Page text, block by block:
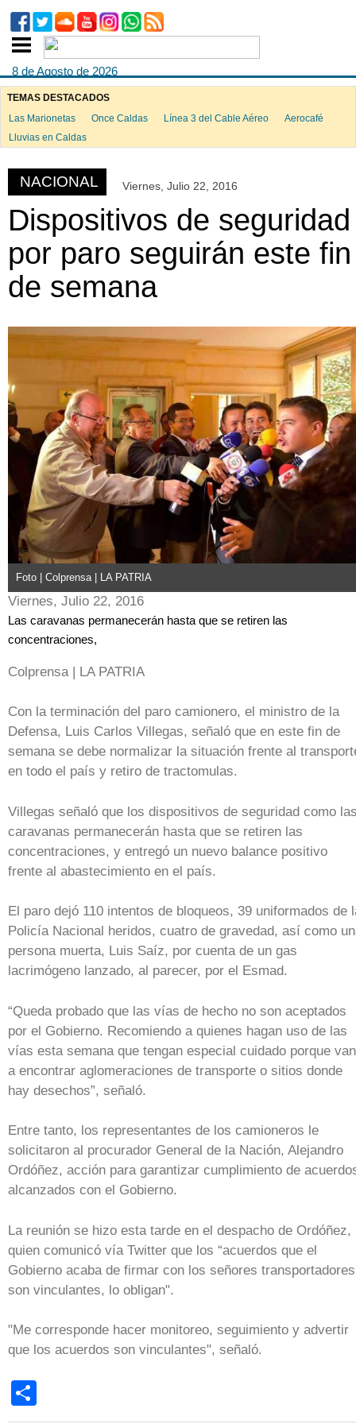
8 de Agosto de 2026
TEMAS DESTACADOS
Las Marionetas
Once Caldas Línea 3 del Cable Aéreo
Aerocafé
Lluvias en Caldas
NACIONAL Viernes, Julio 22, 2016
Dispositivos de seguridad
por paro seguirán este fin
de semana
Foto | Colprensa | LA PATRIA
Viernes, Julio 22, 2016
Las caravanas permanecerán hasta que se retiren las
concentraciones,
Colprensa | LA PATRIA
Con la terminación del paro camionero, el ministro de la
Defensa, Luis Carlos Villegas, señaló que en este fin de
semana se debe normalizar la situación frente al
en todo el país y retiro de tractomulas.
Villegas señaló que los dispositivos de seguridad como
caravanas permanecerán hasta que se retiren las
concentraciones, y entregó un nuevo balance positivo
frente al abastecimiento en el país.
El paro dejó 110 intentos de bloqueos, 39 uniformados de
Policía Nacional heridos, cuatro de gravedad, así como
persona muerta, Luis Saíz, por cuenta de un gas
lacrimógeno lanzado, al parecer, por el Esmad.
“Queda probado que las vías de hecho no son aceptados
por el Gobierno. Recomiendo a quienes hagan uso de las
vías esta semana que tengan especial cuidado porque van
a encontrar aglomeraciones de transporte o sitios donde
hay desechos”, señaló.
Entre tanto, los representantes de los camioneros le
solicitaron al procurador General de la Nación, Alejandro
Ordóñez, acción para garantizar cumplimiento de
alcanzados con el Gobierno.
La reunión se hizo esta tarde en el despacho de Ordóñez,
quien comunicó vía Twitter que los “acuerdos que el
Gobierno acaba de firmar con los señores transportadores
son vinculantes, lo obligan".
"Me corresponde hacer monitoreo, seguimiento y advertir
que los acuerdos son vinculantes", señaló.